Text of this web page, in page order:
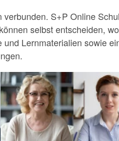
S+P Online
selbst entscheiden,
Lernmaterialien sowie